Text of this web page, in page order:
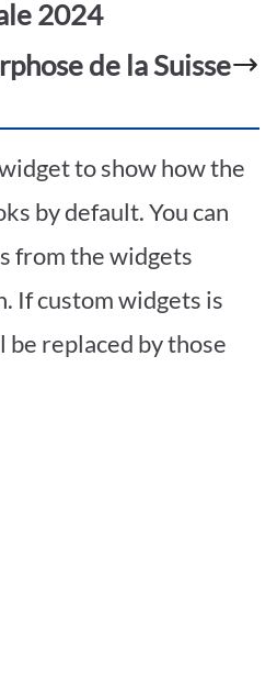
e
2024
de la Suisse
to show how the
by default. You can
from the widgets
If custom widgets is
replaced by those